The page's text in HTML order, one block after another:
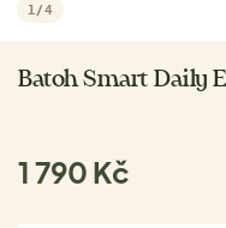
1 /4
Batoh Smart Daily
1 790 Kč